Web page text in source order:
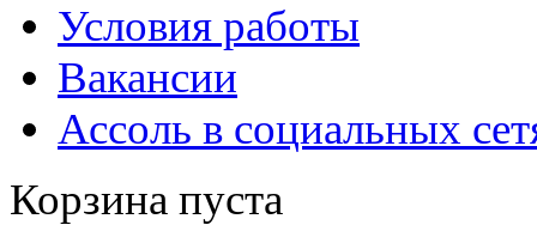
Условия работы
Вакансии
Ассоль в социальных
Корзина пуста